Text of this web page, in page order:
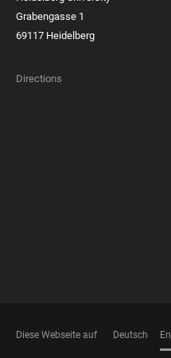
Grabengasse 1
69117 Heidelberg
Directions
Diese Webseite auf Deutsch